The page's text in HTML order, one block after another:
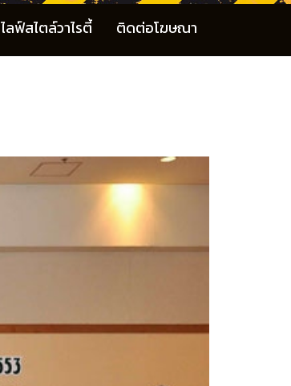
ไลฟ์สไตล์วาไรตี้ ติดต่อโฆษณา